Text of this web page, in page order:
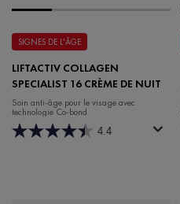
SIGNES DE L'ÂGE
LIFTACTIV COLLAGEN
SPECIALIST 16 CRÈME DE NUIT
Soin anti-âge pour le visage avec
technologie Co-bond
4.4